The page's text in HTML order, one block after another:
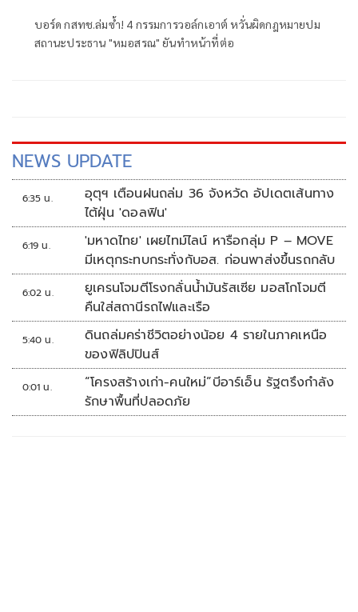
บอร์ด กสทช.ล่มซ้ำ! 4 กรรมการวอล์กเอาต์ หวั่นผิดกฎหมายปม
สถานะประธาน "หมอสรณ" ยันทำหน้าที่ต่อ
NEWS UPDATE
6:35 น.
อุตุฯ เตือนฝนถล่ม 36 จังหวัด อัปเดตเส้นทาง
ไต้ฝุ่น 'ดอลฟิน'
6:19 น.
'มหาดไทย' เผยไทม์ไลน์ หารือกลุ่ม P – MOVE
มีเหตุกระทบกระทั่งกับอส. ก่อนพาส่งขึ้นรถกลับ
6:02 น.
ยูเครนโจมตีโรงกลั่นน้ำมันรัสเซีย มอสโกโจมตี
คืนใส่สถานีรถไฟและเรือ
5:40 น.
ดินถล่มคร่าชีวิตอย่างน้อย 4 รายในภาคเหนือ
ของฟิลิปปินส์
0:01 น.
“โครงสร้างเก่า-คนใหม่”บีอาร์เอ็น รัฐตรึงกำลัง
รักษาพื้นที่ปลอดภัย